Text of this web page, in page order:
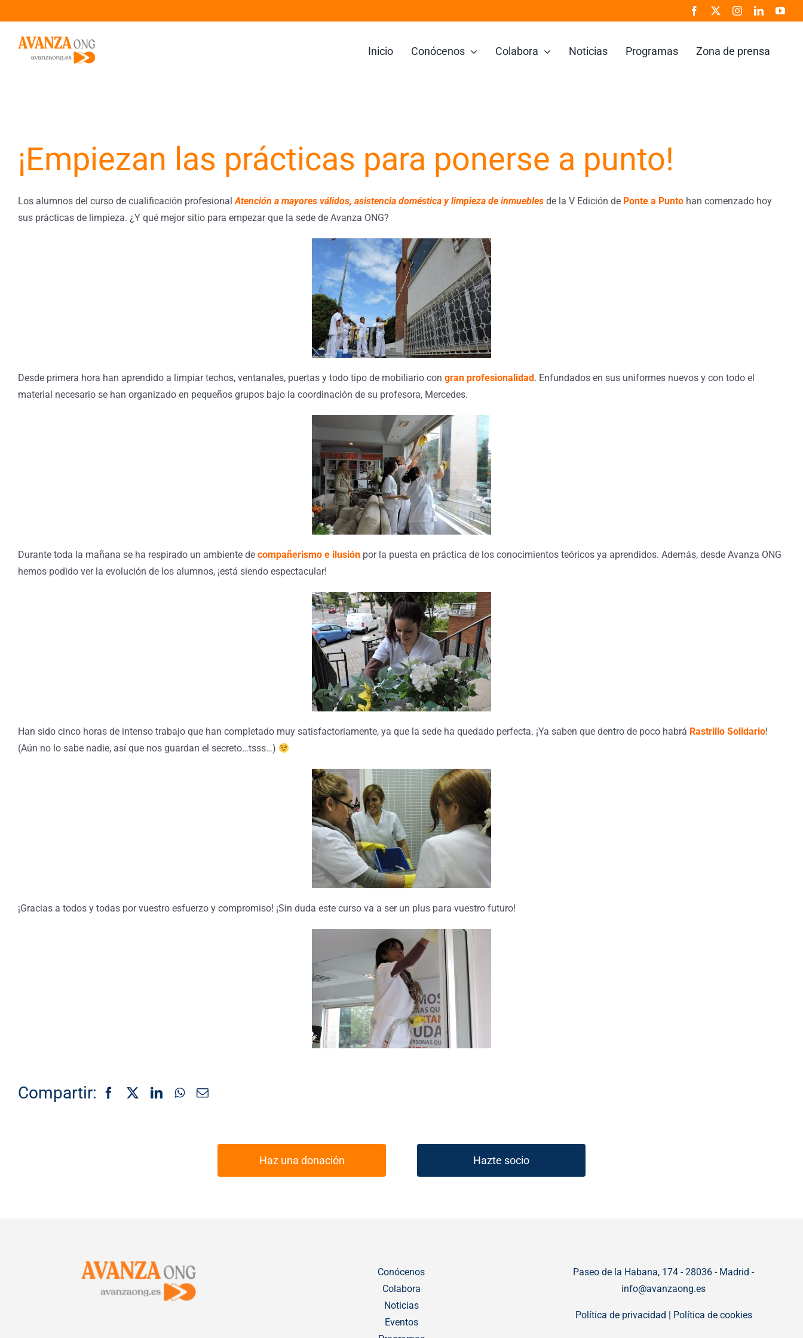
al
contenido
Inicio Conócenos Colabora Noticias Programas Zona de prensa
¡Empiezan las prácticas para ponerse a punto!
Los alumnos del curso de cualificación profesionalAtención a mayores válidos, asistencia doméstica y limpieza de inmuebles de la V Edición de Ponte a Puntohan comenzado hoy
sus prácticas de limpieza. ¿Y qué mejor sitio para empezar que la sede de Avanza ONG?
Desde primera hora han aprendido a limpiar techos, ventanales, puertas y todo tipo de mobiliario con gran profesionalidad. Enfundados en sus uniformes nuevos y con todo el
material necesario se han organizado en pequeños grupos bajo la coordinación de su profesora, Mercedes.
Durante toda la mañana se ha respirado un ambiente de compañerismo e ilusiónpor la puesta en práctica de los conocimientos teóricos ya aprendidos. Además, desde Avanza ONG
hemos podido ver la evolución de los alumnos, ¡está siendo espectacular!
Han sido cinco horas de intenso trabajo que han completado muy satisfactoriamente, ya que la sede ha quedado perfecta. ¡Ya saben que dentro de poco habrá Rastrillo Solidario!
(Aún no lo sabe nadie, así que nos guardan el secreto…tsss…)
¡Gracias a todos y todas por vuestro esfuerzo y compromiso! ¡Sin duda este curso va a ser un plus para vuestro futuro!
Compartir:
Haz una donación Hazte socio
Conócenos
Colabora
Noticias
Eventos
Paseo de la Habana, 174 - 28036 - Madrid -
info@avanzaong.es
Política de privacidad | Política de cookies